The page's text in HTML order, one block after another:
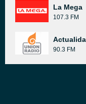
La Mega
107.3 FM
90.3 FM